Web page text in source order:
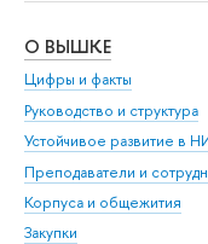
О ВЫШКЕ
Цифры и факты
Руководство и структура
Устойчивое развитие в
Преподаватели и
Корпуса и общежития
Закупки